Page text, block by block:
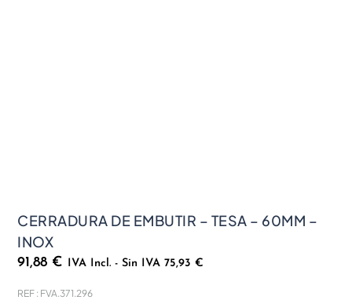
CERRADURA DE EMBUTIR – TESA – 60MM –
INOX
91,88 € IVA Incl. - Sin IVA75,93€
REF : FVA.371.296